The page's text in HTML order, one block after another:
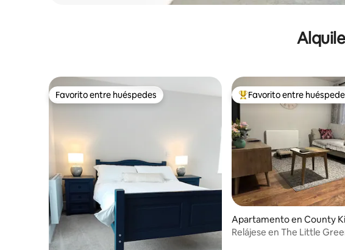
Favorito entre huéspedes
Favorito entre huéspedes Favorito entre huéspedes
Favorito entre
Apartamento en County
are
Relájese en The Little